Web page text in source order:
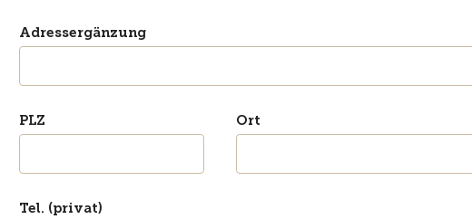
Adressergänzung
PLZ Ort
Tel. (privat)